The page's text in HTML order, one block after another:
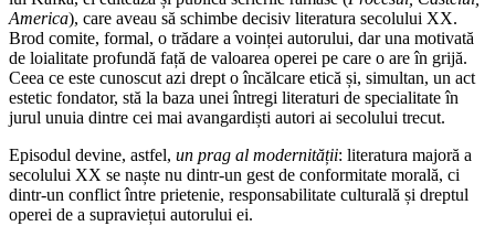
America), care aveau să schimbe decisiv literatura secolului XX.
Brod comite, formal, o trădare a voinței autorului, dar una motivată
de loialitate profundă față de valoarea operei pe care o are în grijă.
Ceea ce este cunoscut azi drept o încălcare etică și, simultan, un act
estetic fondator, stă la baza unei întregi literaturi de specialitate în
jurul unuia dintre cei mai avangardiști autori ai secolului trecut.
Episodul devine, astfel, un prag al modernității: literatura majoră a
secolului XX se naște nu dintr-un gest de conformitate morală, ci
dintr-un conflict între prietenie, responsabilitate culturală și dreptul
operei de a supraviețui autorului ei.